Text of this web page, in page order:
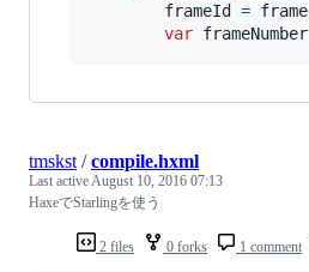
frameId
= frame
var frameNumber
2 files 0 forks 1 comment
tmskst /compile.hxml
Last activeAugust 10, 2016 07:13
HaxeでStarlingを使う